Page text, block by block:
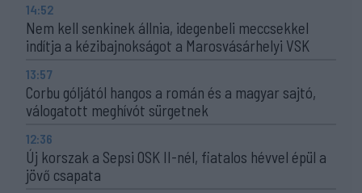
14:52
Nem kell senkinek állnia, idegenbeli meccsekkel
indítja a kézibajnokságot a Marosvásárhelyi VSK
13:57
Corbu góljától hangos a román és a magyar sajtó,
válogatott meghívót sürgetnek
12:36
Új korszak a Sepsi OSK II-nél, fiatalos hévvel épül a
jövő csapata